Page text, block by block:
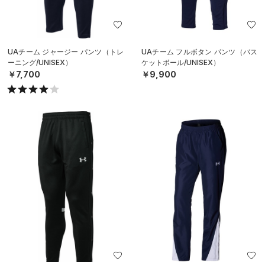
UAチーム ジャージー パンツ（トレ
ーニング/UNISEX）
￥7,700
UAチーム フルボタン パンツ（バス
ケットボール/UNISEX）
￥9,900